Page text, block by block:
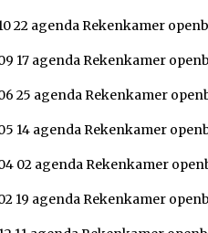
22 agenda Rekenkamer
17 agenda Rekenkamer
25 agenda Rekenkamer
14 agenda Rekenkamer
02 agenda Rekenkamer
19 agenda Rekenkamer